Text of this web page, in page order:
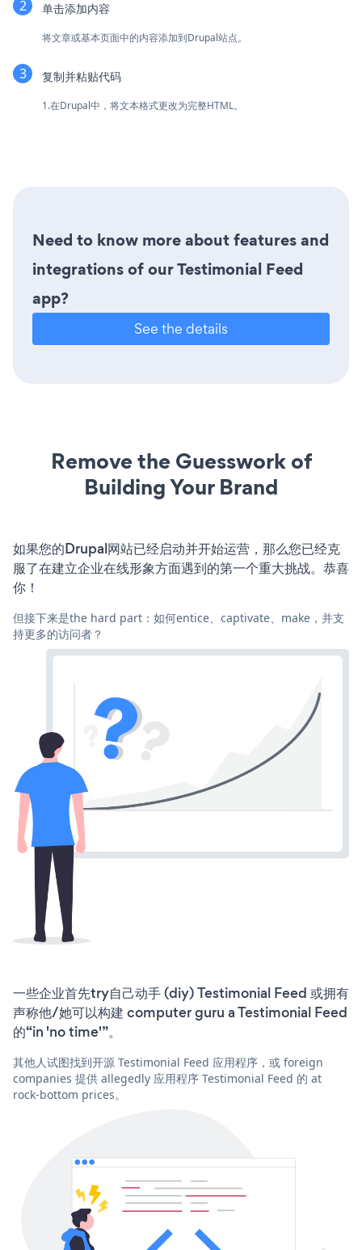
单击添加内容
将文章或基本页面中的内容添加到Drupal站点。
复制并粘贴代码
1.在Drupal中，将文本格式更改为完整HTML。
Need to know more about features and
integrations of our Testimonial Feed
app?
See the details
Remove the Guesswork of
Building Your Brand
如果您的Drupal网站已经启动并开始运营，那么您已经克
服了在建立企业在线形象方面遇到的第一个重大挑战。恭喜
你！
但接下来是the hard part：如何entice、captivate、make，并支
持更多的访问者？
一些企业首先try自己动手 (diy) Testimonial Feed 或拥有
声称他/她可以构建 computer guru a Testimonial Feed
的“in 'no time'”。
其他人试图找到开源 Testimonial Feed 应用程序，或 foreign
companies 提供 allegedly 应用程序 Testimonial Feed 的 at
rock-bottom prices。